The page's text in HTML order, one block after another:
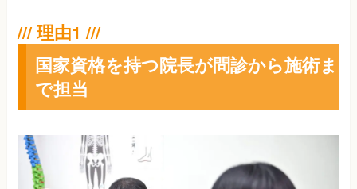
国家資格を持つ院長が問診から施術ま
で担当